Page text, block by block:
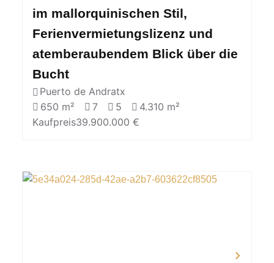
im mallorquinischen Stil,
Ferienvermietungslizenz und
atemberaubendem Blick über die
Bucht
Puerto de Andratx
650 m²
7 5
4.310 m²
Kaufpreis39.900.000 €